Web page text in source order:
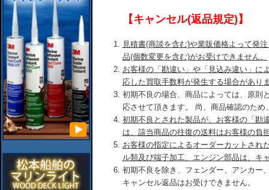
【キャンセル(返品規定)】
見積書(商談を含む)や業販価格よって発
品(個数変更を含む)がお受けできません。
お客様の「勘違い」や「見込み違い」に
応した買取手数料が発生する場合があり
初期不良の場合、商品によっては、原則
応させて頂きます。 尚、商品確認のた
初期不良とされた製品が、お客様の「勘
は、該当商品の往復の送料はお客様の負
お客様の指定によるオーダーカットされ
ル類及び端子加工、エンジン部品は、キ
初期不良を除き、フェンダー、アンカー
キャンセル返品はお受けできません。